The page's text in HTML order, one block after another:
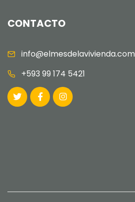
CONTACTO
info@elmesdelavivienda.com
+593 99 174 5421